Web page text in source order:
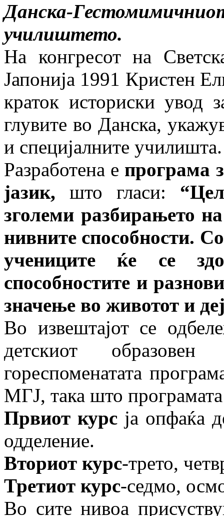
Данска-
училиштето.
На конгресот на
Јапонија 1991 Кристен
краток историски увод
глувите во Данска,
и специјалните училишта.
Разработена е програма
јазик, што гласи:
зголеми разбирањето
нивните способности.
учениците ќе се
способностите и
значење во животот и
Во извештајот се
детскиот
гореспоменатата
МГЈ, така што
Првиот курс ја опфаќа
одделение.
Вториот курс-трето,
Третиот курс-седмо,
Во сите нивоа